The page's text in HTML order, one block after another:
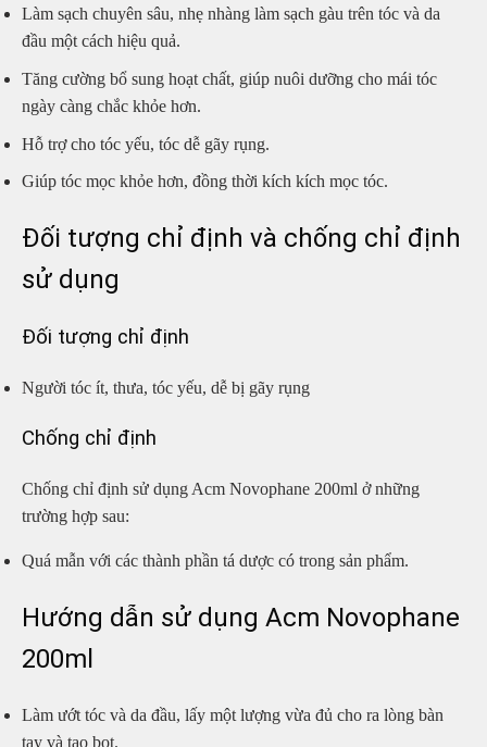
Làm sạch chuyên sâu, nhẹ nhàng làm sạch gàu trên tóc và da
đầu một cách hiệu quả.
Tăng cường bổ sung hoạt chất, giúp nuôi dưỡng cho mái tóc
ngày càng chắc khỏe hơn.
Hỗ trợ cho tóc yếu, tóc dễ gãy rụng.
Giúp tóc mọc khỏe hơn, đồng thời kích kích mọc tóc.
Đối tượng chỉ định và chống chỉ định
sử dụng
Đối tượng chỉ định
Người tóc ít, thưa, tóc yếu, dễ bị gãy rụng
Chống chỉ định
Chống chỉ định sử dụng Acm Novophane 200ml ở những
trường hợp sau:
Quá mẫn với các thành phần tá dược có trong sản phẩm.
Hướng dẫn sử dụng Acm Novophane
200ml
Làm ướt tóc và da đầu, lấy một lượng vừa đủ cho ra lòng bàn
tay và tạo bọt.